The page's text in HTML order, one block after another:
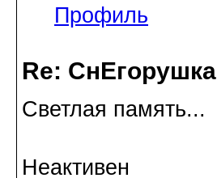
Профиль
Re: СнЕгорушка
Светлая память...
Неактивен